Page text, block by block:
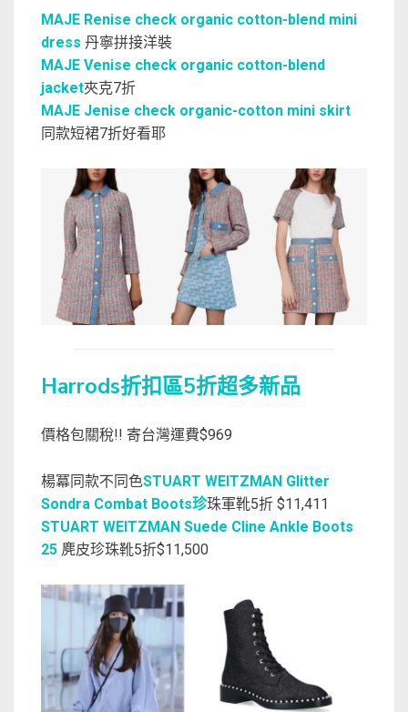
MAJE Renise check organic cotton-blend mini
dress 丹寧拼接洋裝
MAJE Venise check organic cotton-blend
jacket夾克7折
MAJE Jenise check organic-cotton mini skirt
同款短裙7折好看耶
Harrods折扣區5折超多新品
價格包關稅!! 寄台灣運費$969
楊冪同款不同色STUART WEITZMAN Glitter
Sondra Combat Boots珍珠軍靴5折 $11,411
STUART WEITZMAN Suede Cline Ankle Boots
25 麂皮珍珠靴5折$11,500